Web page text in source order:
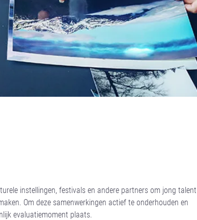
instellingen, festivals en andere partners om jong talent
Om deze samenwerkingen actief te onderhouden en
evaluatiemoment plaats.